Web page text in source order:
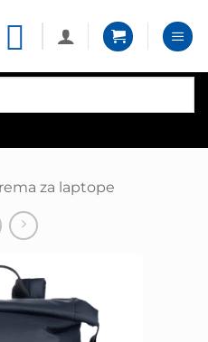
za laptope